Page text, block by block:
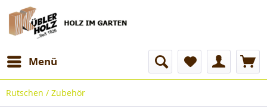
Menü
Rutschen / Zubehör